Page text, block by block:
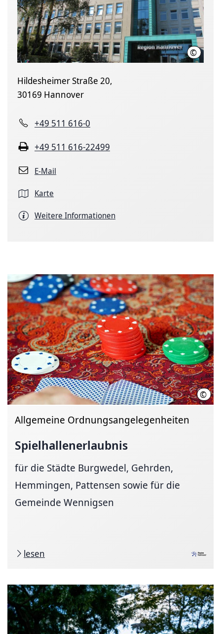
© Region
Hildesheimer Straße 20,
30169 Hannover
+49 511 616-0
+49 511 616-22499
E-Mail
Karte
Weitere Informationen
©
Allgemeine Ordnungsangelegenheiten
Spielhallenerlaubnis
für die Städte Burgwedel, Gehrden,
Hemmingen, Pattensen sowie für die
Gemeinde Wennigsen
lesen